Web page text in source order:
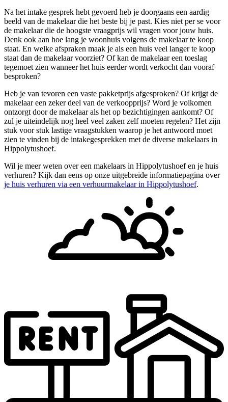
Na het intake gesprek hebt gevoerd heb je doorgaans een aardig
beeld van de makelaar die het beste bij je past. Kies niet per se voor
de makelaar die de hoogste vraagprijs wil vragen voor jouw huis.
Denk ook aan hoe lang je woonhuis volgens de makelaar te koop
staat. En welke afspraken maak je als een huis veel langer te koop
staat dan de makelaar voorziet? Of kan de makelaar een toeslag
tegemoet zien wanneer het huis eerder wordt verkocht dan vooraf
besproken?
Heb je van tevoren een vaste pakketprijs afgesproken? Of krijgt de
makelaar een zeker deel van de verkoopprijs? Word je volkomen
ontzorgt door de makelaar als het op bezichtigingen aankomt? Of
zul je uiteindelijk nog heel veel zaken zelf moeten regelen? Het zijn
stuk voor stuk lastige vraagstukken waarop je het antwoord moet
zien te vinden bij de intakegesprekken met de diverse makelaars in
Hippolytushoef.
Wil je meer weten over een makelaars in Hippolytushoef en je huis
verhuren? Kijk dan eens op onze uitgebreide informatiepagina over
je huis verhuren via een verhuurmakelaar in Hippolytushoef.